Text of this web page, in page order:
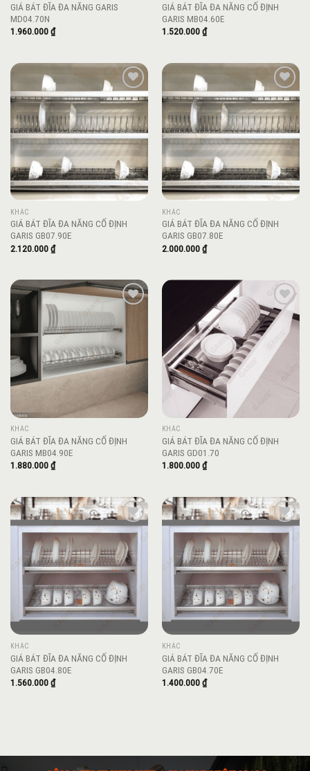
GIÁ BÁT ĐĨA ĐA NĂNG GARIS
MD04.70N
1.960.000₫
GIÁ BÁT ĐĨA ĐA NĂNG CỐ ĐỊNH
GARIS MB04.60E
1.520.000₫
Add to
wishlist
KHÁC
GIÁ BÁT ĐĨA ĐA NĂNG CỐ ĐỊNH
GARIS GB07.90E
2.120.000₫
Add to
wishlist
KHÁC
GIÁ BÁT ĐĨA ĐA NĂNG CỐ ĐỊNH
GARIS GB07.80E
2.000.000₫
wishlist
KHÁC
GIÁ BÁT ĐĨA ĐA NĂNG CỐ ĐỊNH
GARIS MB04.90E
1.880.000₫
Add to
wishlist
KHÁC
GIÁ BÁT ĐĨA ĐA NĂNG CỐ ĐỊNH
GARIS GD01.70
1.800.000₫
Add to
wishlist
KHÁC
GIÁ BÁT ĐĨA ĐA NĂNG CỐ ĐỊNH
GARIS GB04.80E
1.560.000₫
Add to
wishlist
KHÁC
GIÁ BÁT ĐĨA ĐA NĂNG CỐ ĐỊNH
GARIS GB04.70E
1.400.000₫